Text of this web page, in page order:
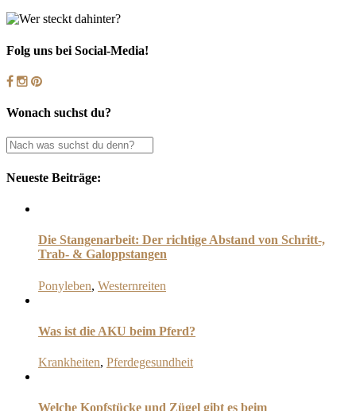
Folg uns bei Social-Media!
Wonach suchst du?
Neueste Beiträge:
Die Stangenarbeit: Der richtige Abstand von Schritt-,
Trab- & Galoppstangen
Ponyleben, Westernreiten
Was ist die AKU beim Pferd?
Krankheiten, Pferdegesundheit
Welche Kopfstücke und Zügel gibt es beim